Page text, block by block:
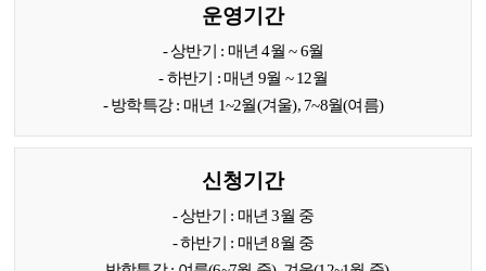
운영기간
- 상반기 : 매년 4월 ~ 6월
- 하반기 : 매년 9월 ~ 12월
- 방학특강 : 매년 1~2월(겨울), 7~8월(여름)
신청기간
- 상반기 : 매년 3월 중
- 하반기 : 매년 8월 중